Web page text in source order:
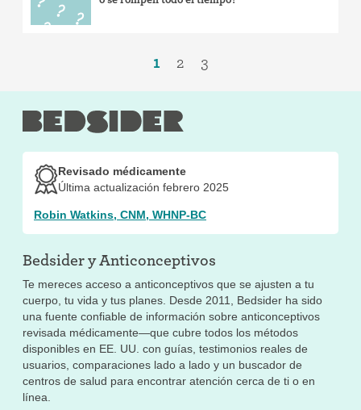
1 2 3
Revisado médicamente
Última actualización febrero 2025
Robin Watkins, CNM, WHNP-BC
Bedsider yAnticonceptivos
Te mereces acceso a anticonceptivos que se ajusten a tu
cuerpo, tu vida y tus planes. Desde 2011, Bedsider ha sido
una fuente confiable de información sobre anticonceptivos
revisada médicamente—que cubre todos los métodos
disponibles en EE. UU. con guías, testimonios reales de
usuarios, comparaciones lado a lado y un buscador de
centros de salud para encontrar atención cerca de ti o en
línea.